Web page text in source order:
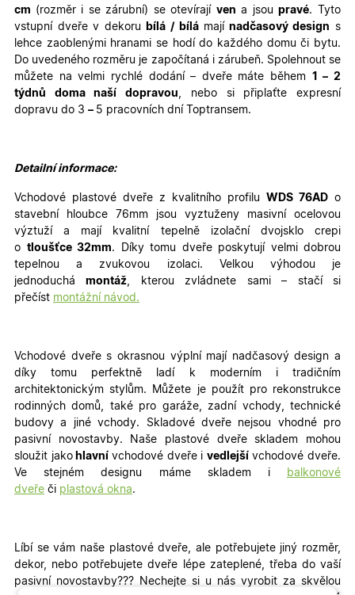
cm (rozměr i se zárubní) se otevírají ven a jsoupravé. Tyto
vstupní dveře v dekoru
bílá / bílámají nadčasový design
s
lehce zaoblenými hranami se hodí do každého domu či bytu.
Do uvedeného rozměru je započítaná i zárubeň. Spolehnout se
můžete na velmi rychlé dodání – dveře máte během 1 – 2
týdnů doma naší dopravou, nebo si připlaťte expresní
dopravu do 3 – 5 pracovních dní Toptransem.
Detailní informace:
Vchodové plastové dveře z kvalitního profilu WDS 76AD o
stavební hloubce 76mm jsou vyztuženy masivní ocelovou
výztuží a mají kvalitní tepelně izolační dvojsklo crepi
o tloušťce 32mm. Díky tomu dveře poskytují velmi dobrou
tepelnou a zvukovou izolaci. Velkou výhodou je
jednoduchámontáž, kterou zvládnete sami – stačí si
přečíst montážní návod.
Vchodové dveře s okrasnou výplní mají nadčasový design a
díky tomu perfektně ladí k moderním i tradičním
architektonickým stylům. Můžete je použít pro rekonstrukce
rodinných domů, také pro garáže, zadní vchody, technické
budovy a jiné vchody. Skladové dveře nejsou vhodné pro
pasivní novostavby. Naše plastové dveře skladem mohou
sloužit jakohlavní vchodové dveře i vedlejší vchodové dveře.
Ve stejném designu máme skladem i
balkonové
dveře či plastová okna.
Líbí se vám naše plastové dveře, ale potřebujete jiný rozměr,
dekor, nebo potřebujete dveře lépe zateplené, třeba do vaší
pasivní novostavby???
Nechejte si u nás vyrobit za skvělou